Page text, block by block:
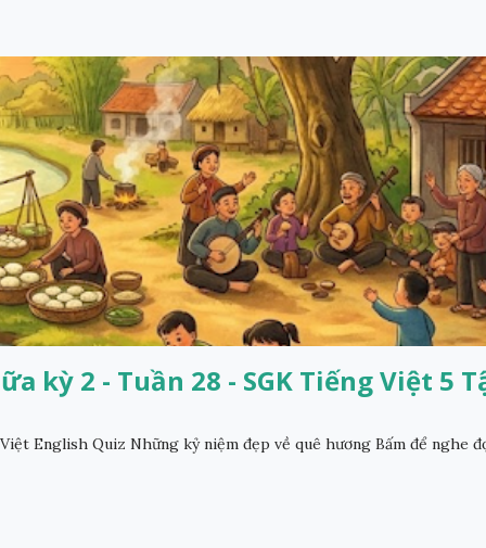
kỳ 2 - Tuần 28 - SGK Tiếng Việt 5
English Quiz Những kỷ niệm đẹp về quê hương Bấm để nghe